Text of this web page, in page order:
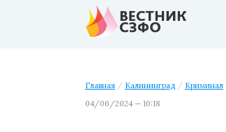
Главная / Калининград / Криминал
04/06/2024 — 10:18